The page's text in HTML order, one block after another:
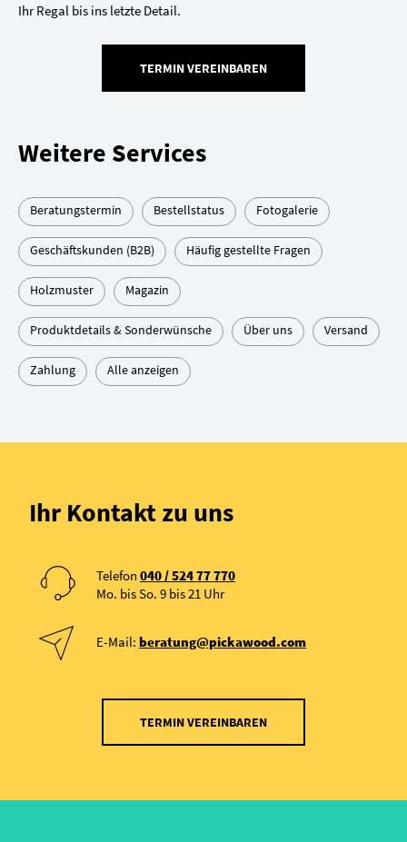
Ihr Regal bis ins letzte Detail.
TERMIN VEREINBAREN
Weitere Services
Beratungstermin Bestellstatus Fotogalerie
Geschäftskunden (B2B) Häufig gestellte Fragen
Holzmuster Magazin
Produktdetails & Sonderwünsche Über uns Versand
Zahlung Alle anzeigen
Ihr Kontakt zu uns
Telefon 040 / 524 77 770
Mo. bis So. 9 bis 21 Uhr
E-Mail: beratung@pickawood.com
TERMIN VEREINBAREN